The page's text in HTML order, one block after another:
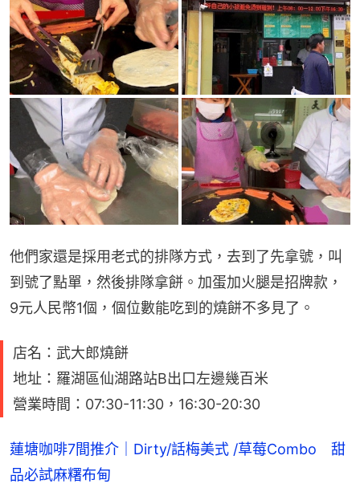
他們家還是採用老式的排隊方式，去到了先拿號，叫
到號了點單，然後排隊拿餅。加蛋加火腿是招牌款，
9元人民幣1個，個位數能吃到的燒餅不多見了。
店名：武大郎燒餅
地址：羅湖區仙湖路站B出口左邊幾百米
營業時間：07:30-11:30，16:30-20:30
蓮塘咖啡7間推介｜Dirty/話梅美式 /草莓Combo 甜
品必試麻糬布甸